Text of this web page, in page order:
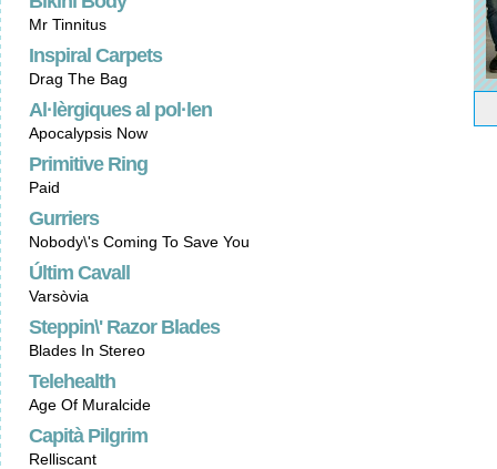
Mr Tinnitus
Inspiral Carpets
Drag The Bag
Al·lèrgiques al pol·len
Apocalypsis Now
Primitive Ring
Paid
Gurriers
Nobody\'s Coming To Save You
Últim Cavall
Varsòvia
Steppin\' Razor Blades
Blades In Stereo
Telehealth
Age Of Muralcide
Capità Pilgrim
Relliscant